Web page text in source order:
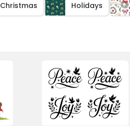
Christmas Holidays